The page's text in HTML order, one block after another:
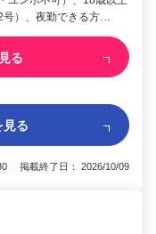
号）、夜勤できる方…
る
見る
掲載終了日： 2026/10/09